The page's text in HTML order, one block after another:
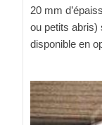
20 mm
ou petits abris)
disponible en